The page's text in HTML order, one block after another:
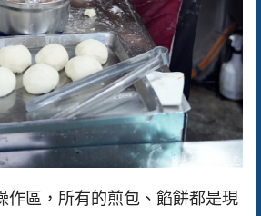
作區，所有的煎包、餡餅都是現